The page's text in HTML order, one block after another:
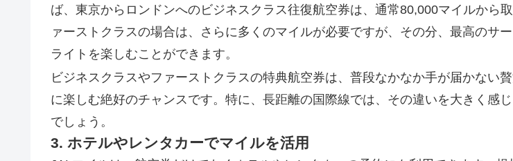
ば、東京からロンドンへのビジネスクラス往復航空券は、通常80,000マイルから
ァーストクラスの場合は、さらに多くのマイルが必要ですが、その分、最高のサ
ライトを楽しむことができます。
ビジネスクラスやファーストクラスの特典航空券は、普段なかなか手が届かない
に楽しむ絶好のチャンスです。特に、長距離の国際線では、その違いを大きく感
でしょう。
3. ホテルやレンタカーでマイルを活用